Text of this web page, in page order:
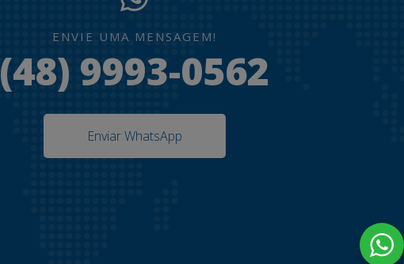
ENVIE UMA MENSAGEM!
(48) 9993-0562
Enviar WhatsApp